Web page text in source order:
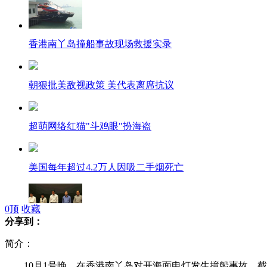
香港南丫岛撞船事故现场救援实录
朝狠批美敌视政策 美代表离席抗议
超萌网络红猫"斗鸡眼"扮海盗
美国每年超过4.2万人因吸二手烟死亡
梁振英等为南丫岛37名遇难者默哀
0顶 收藏
分享到：
简介：